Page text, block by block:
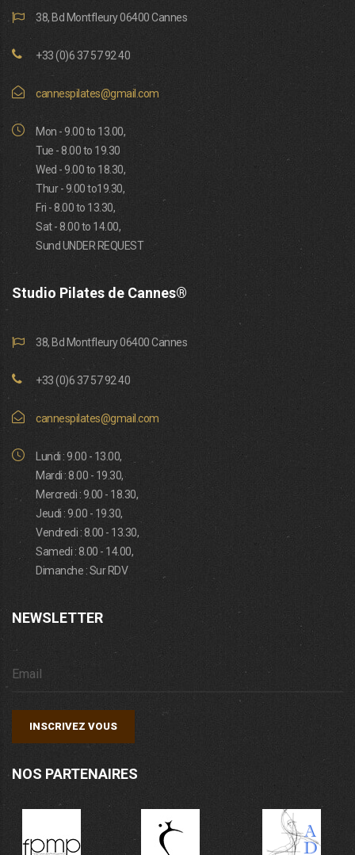
38, Bd Montfleury 06400 Cannes
+33 (0)6 37 57 92 40
cannespilates@gmail.com
Mon - 9.00 to 13.00,
Tue - 8.00 to 19.30
Wed - 9.00 to 18.30,
Thur - 9.00 to19.30,
Fri - 8.00 to 13.30,
Sat - 8.00 to 14.00,
Sund UNDER REQUEST
Studio Pilates de Cannes®
38, Bd Montfleury 06400 Cannes
+33 (0)6 37 57 92 40
cannespilates@gmail.com
Lundi : 9.00 - 13.00,
Mardi : 8.00 - 19.30,
Mercredi : 9.00 - 18.30,
Jeudi : 9.00 - 19.30,
Vendredi : 8.00 - 13.30,
Samedi : 8.00 - 14.00,
Dimanche : Sur RDV
NEWSLETTER
INSCRIVEZ VOUS
NOS PARTENAIRES